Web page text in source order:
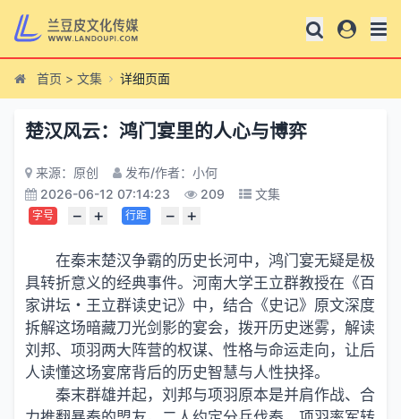
首页 > 文集 详细页面
楚汉风云：鸿门宴里的人心与博弈
来源：原创
发布/作者：小何
2026-06-12 07:14:23
209 文集
字号 − + 行距 − +
在秦末楚汉争霸的历史长河中，鸿门宴无疑是极
具转折意义的经典事件。河南大学王立群教授在《百
家讲坛・王立群读史记》中，结合《史记》原文深度
拆解这场暗藏刀光剑影的宴会，拨开历史迷雾，解读
刘邦、项羽两大阵营的权谋、性格与命运走向，让后
人读懂这场宴席背后的历史智慧与人性抉择。
秦末群雄并起，刘邦与项羽原本是并肩作战、合